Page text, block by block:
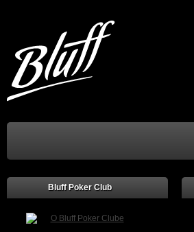
Bluff Poker Club
O Bluff Poker Clube